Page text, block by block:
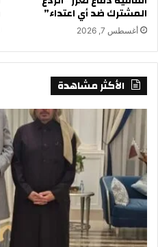
المشترك ضد أي اعتداء”
أغسطس 7, 2026
الأكثر مشاهدة